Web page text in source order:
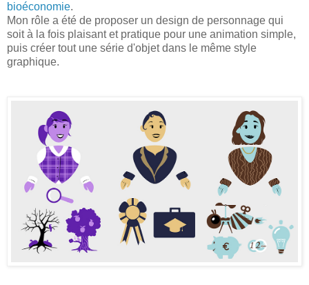
bioéconomie.
Mon rôle a été de proposer un design de personnage qui
soit à la fois plaisant et pratique pour une animation simple,
puis créer tout une série d'objet dans le même style
graphique.